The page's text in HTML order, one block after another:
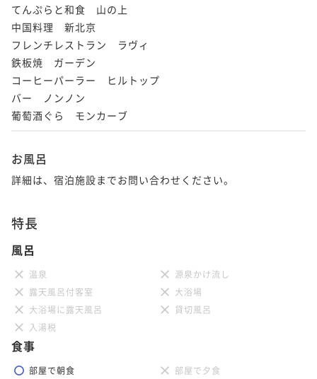
てんぷらと和食　山の上
中国料理　新北京
フレンチレストラン　ラヴィ
鉄板焼　ガーデン
コーヒーパーラー　ヒルトップ
バー　ノンノン
葡萄酒ぐら　モンカーブ
お風呂
詳細は、宿泊施設までお問い合わせください。
特長
風呂
温泉
源泉かけ流し
露天風呂付客室
大浴場
大浴場に露天風呂
貸切風呂
入湯税
食事
部屋で朝食 部屋で夕食